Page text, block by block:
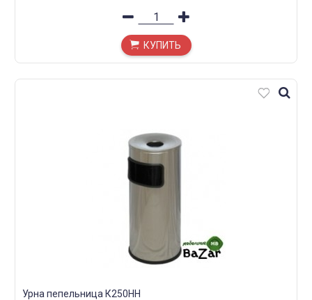
КУПИТЬ
Урна пепельница К250НН